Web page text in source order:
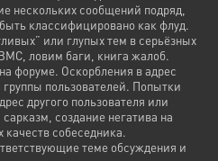
нескольких сообщений подряд,
классифицировано как флуд.
или глупых тем в серьёзных
ловим баги, книга жалоб.
форуме. Оскорбления в адрес
группы пользователей. Попытки
другого пользователя или
создание негатива на
собеседника.
теме обсуждения и